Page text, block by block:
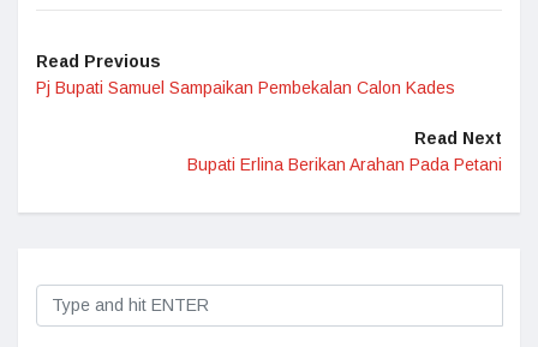
Read Previous
Pj Bupati Samuel Sampaikan Pembekalan Calon Kades
Read Next
Bupati Erlina Berikan Arahan Pada Petani